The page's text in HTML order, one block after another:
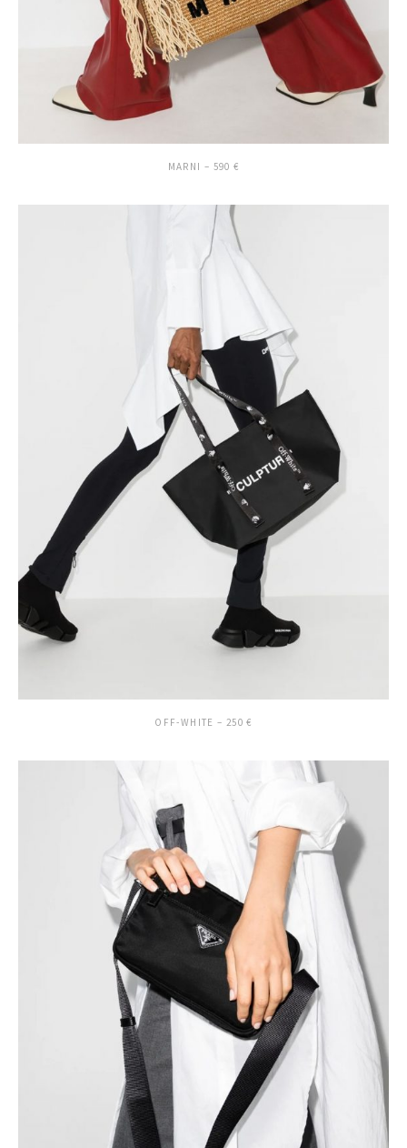
MARNI – 590 €
OFF-WHITE – 250 €